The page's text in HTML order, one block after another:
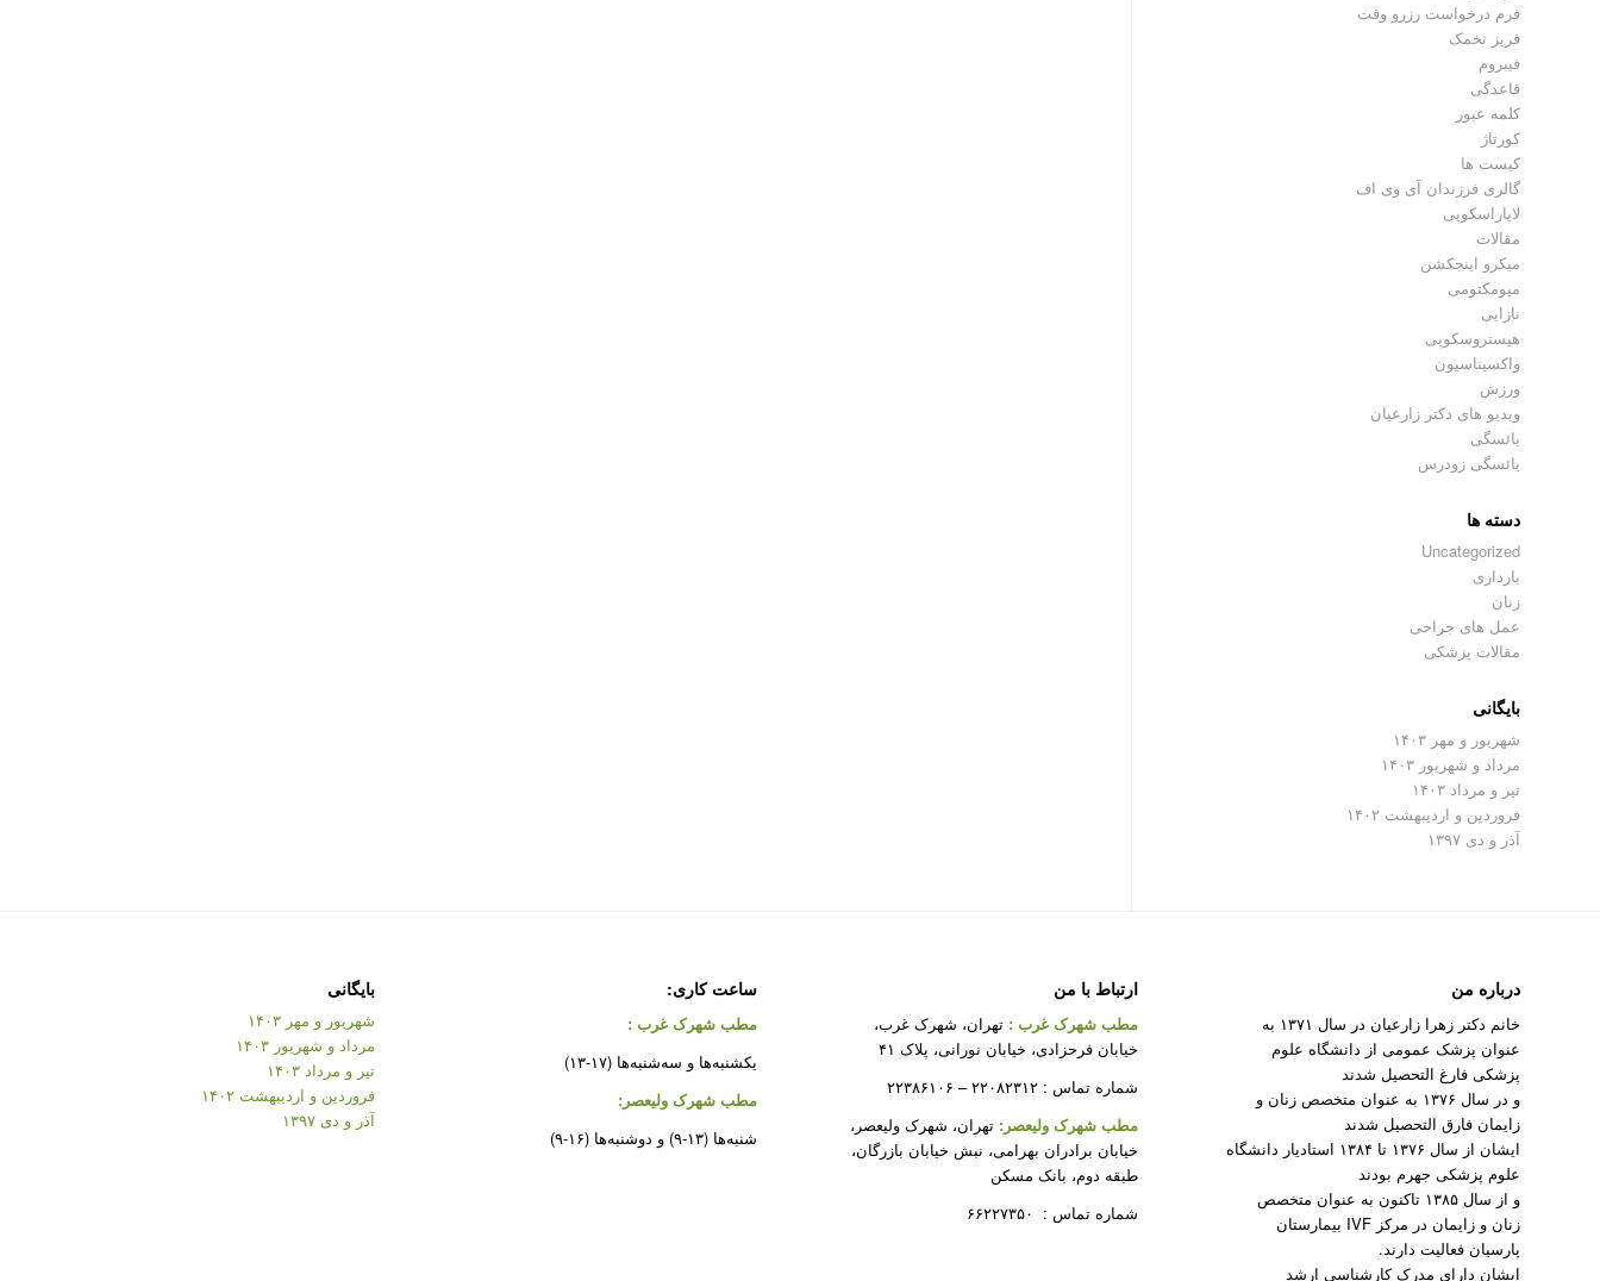
فرم درخواست رزرو وقت
فریز تخمک
فیبروم
قاعدگی
کلمه عبور
کورتاژ
کیست ها
گالری فرزندان آی وی اف
لاپاراسکوپی
مقالات
میکرو اینجکشن
میومکتومی
نازایی
هیستروسکوپی
واکسیناسیون
ورزش
ویدیو های دکتر زارعیان
یائسگی
یائسگی زودرس
دسته ها
Uncategorized
بارداری
زنان
عمل های جراحی
مقالات پزشکی
بایگانی
شهریور و مهر ۱۴۰۳
مرداد و شهریور ۱۴۰۳
تیر و مرداد ۱۴۰۳
فروردین و اردیبهشت ۱۴۰۲
آذر و دی ۱۳۹۷
درباره من
خانم دکتر زهرا زارعیان در سال ۱۳۷۱ به
عنوان پزشک عمومی از دانشگاه علوم
پزشکی فارغ التحصیل شدند
و در سال ۱۳۷۶ به عنوان متخصص زنان و
زایمان فارق التحصیل شدند
ایشان از سال ۱۳۷۶ تا ۱۳۸۴ استادیار دانشگاه
علوم پزشکی جهرم بودند
و از سال ۱۳۸۵ تاکنون به عنوان متخصص
زنان و زایمان در مرکز IVF بیمارستان
پارسیان فعالیت دارند.
ایشان دارای مدرک کارشناسی ارشد
ارتباط با من
مطب شهرک غرب : تهران، شهرک غرب،
خیابان فرحزادی، خیابان نورانی، پلاک ۴۱
شماره تماس : ۲۲۰۸۲۳۱۲ – ۲۲۳۸۶۱۰۶
مطب شهرک ولیعصر: تهران، شهرک ولیعصر،
خیابان برادران بهرامی، نبش خیابان بازرگان،
طبقه دوم، بانک مسکن
شماره تماس : ۶۶۲۲۷۳۵۰
ساعت کاری:
مطب شهرک غرب :
یکشنبه‌ها و سه‌شنبه‌ها (۱۷-۱۳)
مطب شهرک ولیعصر:
شنبه‌ها (۱۳-۹) و دوشنبه‌ها (۱۶-۹)
بایگانی
شهریور و مهر ۱۴۰۳
مرداد و شهریور ۱۴۰۳
تیر و مرداد ۱۴۰۳
فروردین و اردیبهشت ۱۴۰۲
آذر و دی ۱۳۹۷